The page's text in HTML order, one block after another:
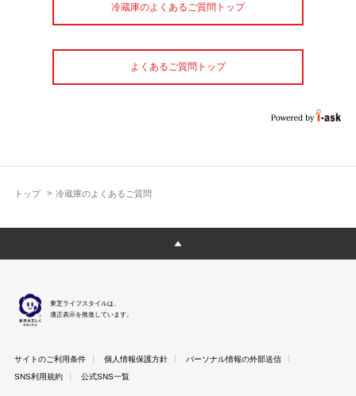
トップ 冷蔵庫のよくあるご質問
冷蔵庫のよくあるご質問トップ
よくあるご質問トップ
東芝ライフスタイルは、
適正表示を推進しています。
サイトのご利用条件 個人情報保護方針
パーソナル情報の外部送信
SNS利用規約
公式SNS一覧